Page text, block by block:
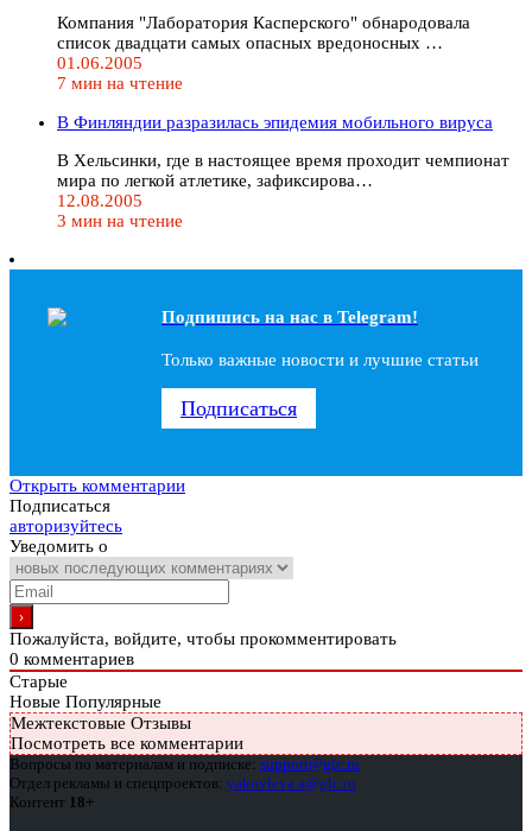
Компания "Лаборатория Касперского" обнародовала
список двадцати самых опасных вредоносных …
01.06.2005
7 мин на чтение
В Финляндии разразилась эпидемия мобильного вируса
В Хельсинки, где в настоящее время проходит чемпионат
мира по легкой атлетике, зафиксирова…
12.08.2005
3 мин на чтение
Подпишись на наc в Telegram!
Только важные новости и лучшие статьи
Подписаться
Открыть комментарии
Подписаться
авторизуйтесь
Уведомить о
Пожалуйста, войдите, чтобы прокомментировать
0 комментариев
Старые
Новые Популярные
Межтекстовые Отзывы
Посмотреть все комментарии
Вопросы по материалам и подписке: support@glc.ru
Отдел рекламы и спецпроектов: yakovleva.a@glc.ru
Контент 18+